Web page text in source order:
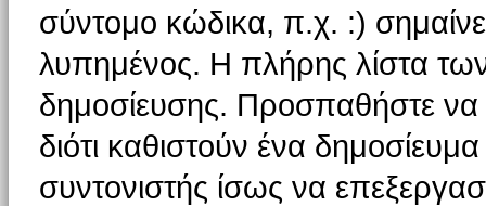
σύντομο κώδικα, π.χ. :)
λυπημένος. Η πλήρης λίστα των
δημοσίευσης. Προσπαθήστε να
διότι καθιστούν ένα
συντονιστής ίσως να